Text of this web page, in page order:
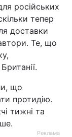
російських
тепер
доставки
Те, що
що
протидію.
тижні та
Реклама